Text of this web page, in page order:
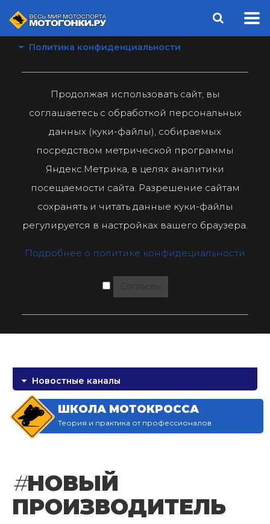
Политика конфиденциальности
Продолжая использовать сайт, вы
соглашаетесь с обработкой персональных
данных (куки-файлы), собираемых
посредством метрической программы
Яндекс.Метрика, в целях аналитики
посещаемости сайта. Разрешение сайтам
сохранять и читать данные куки-файлы
регулируется в настройках вашего браузера.
Подробнее о политике конфидециальности
Согласен
Новостные каналы
ШКОЛА МОТОКРОССА
Теория и практика от профессионалов
#НОВЫЙ
ПРОИЗВОДИТЕЛЬ